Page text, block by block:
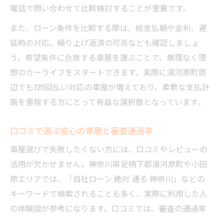
車屋の審査基準と通過のコツを紹介
口コミから学ぶ賢い車屋活用事例集
ローン120回支払いのポイント解説
車屋で120回ローン選択の注意点解説
信用回復ローンと自社ローンの違い
車屋のローン総額と月々負担の違い
審査通過率の高い車屋の見分け方
口コミ活用で安心できる車屋選択法
口コミで見抜く信頼できる車屋の特徴
車屋の自社ローン審査通過率を比較
頭金なしで車屋を活用する成功法則
希望条件に合う車屋の探し方を解説
電話で問い合わせて比較検討することが重要です。
また、ローン条件を比較する際は、総支払額や金利、遅
延時の対応、繰り上げ返済の可否なども確認しましょ
う。希望条件に合致する車屋を選ぶことで、無理なく理
想のカーライフをスタートできます。実際に湯河原町周
辺でも120回払い対応の車屋が増えており、柔軟な支払計
画を重視する方にとって有益な選択肢となっています。
口コミで選ぶ安心の車屋と審査通過率
車屋選びで失敗したくない方には、口コミやレビューの
活用が欠かせません。神奈川県足柄下郡湯河原町や小田
原エリアでは、「自社ローン 絶対 通る 神奈川」などの
キーワードで検索されることも多く、実際に利用した人
の体験談が参考になります。口コミでは、審査の通過率